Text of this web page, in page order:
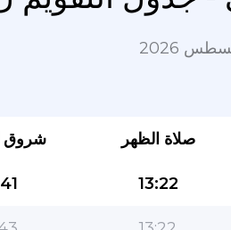
2026
شروق صلاة الظهر
13:22